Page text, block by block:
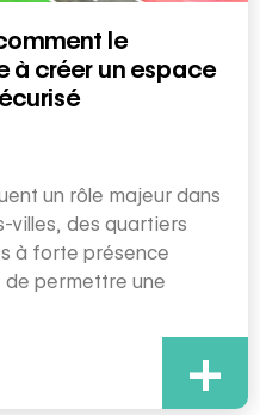
le
à créer un espace
un rôle majeur dans
villes, des quartiers
à forte présence
permettre une
+